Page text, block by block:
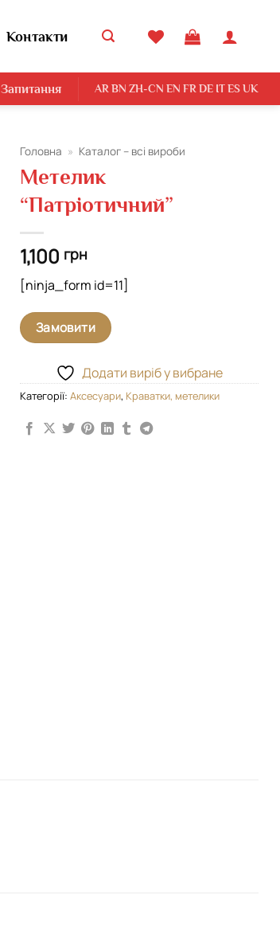
Контакти
Запитання AR BN ZH-CN EN FR DE IT ES UK
Головна » Каталог – всі вироби
Метелик
“Патріотичний”
1,100 грн
[ninja_form id=11]
Замовити
Додати виріб у вибране
Категорії: Аксесуари, Краватки, метелики